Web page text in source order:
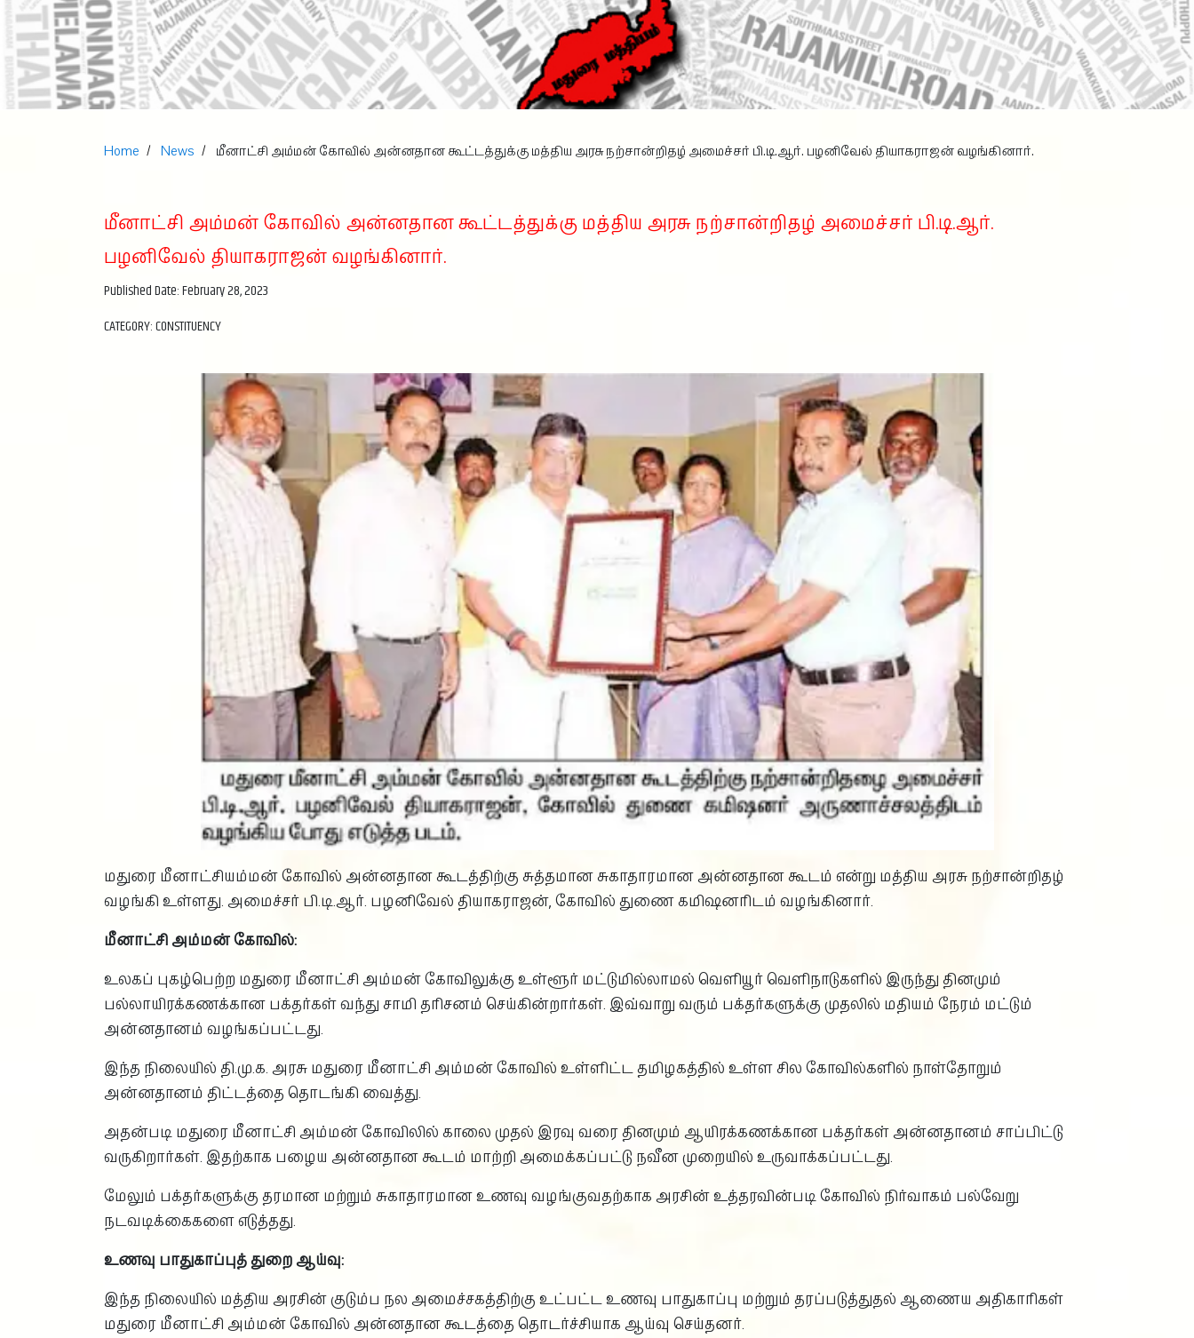
Home News மீனாட்சி அம்மன் கோவில் அன்னதான கூட்டத்துக்கு மத்திய அரசு நற்சான்றிதழ் அமைச்சர் பி.டி.ஆர். பழனிவேல் தியாகராஜன் வழங்கினார்.
மீனாட்சி அம்மன் கோவில் அன்னதான கூட்டத்துக்கு மத்திய அரசு நற்சான்றிதழ் அமைச்சர் பி.டி.ஆர்.
பழனிவேல் தியாகராஜன் வழங்கினார்.
Published Date: February 28, 2023
CATEGORY: CONSTITUENCY
மதுரை மீனாட்சியம்மன் கோவில் அன்னதான கூடத்திற்கு சுத்தமான சுகாதாரமான அன்னதான கூடம் என்று மத்திய அரசு நற்சான்றிதழ்
வழங்கி உள்ளது. அமைச்சர் பி.டி.ஆர். பழனிவேல் தியாகராஜன், கோவில் துணை கமிஷனரிடம் வழங்கினார்.
மீனாட்சி அம்மன் கோவில்:
உலகப் புகழ்பெற்ற மதுரை மீனாட்சி அம்மன் கோவிலுக்கு உள்ளூர் மட்டுமில்லாமல் வெளியூர் வெளிநாடுகளில் இருந்து தினமும்
பல்லாயிரக்கணக்கான பக்தர்கள் வந்து சாமி தரிசனம் செய்கின்றார்கள். இவ்வாறு வரும் பக்தர்களுக்கு முதலில் மதியம் நேரம் மட்டும்
அன்னதானம் வழங்கப்பட்டது.
இந்த நிலையில் தி.மு.க. அரசு மதுரை மீனாட்சி அம்மன் கோவில் உள்ளிட்ட தமிழகத்தில் உள்ள சில கோவில்களில் நாள்தோறும்
அன்னதானம் திட்டத்தை தொடங்கி வைத்து.
அதன்படி மதுரை மீனாட்சி அம்மன் கோவிலில் காலை முதல் இரவு வரை தினமும் ஆயிரக்கணக்கான பக்தர்கள் அன்னதானம் சாப்பிட்டு
வருகிறார்கள். இதற்காக பழைய அன்னதான கூடம் மாற்றி அமைக்கப்பட்டு நவீன முறையில் உருவாக்கப்பட்டது.
மேலும் பக்தர்களுக்கு தரமான மற்றும் சுகாதாரமான உணவு வழங்குவதற்காக அரசின் உத்தரவின்படி கோவில் நிர்வாகம் பல்வேறு
நடவடிக்கைகளை எடுத்தது.
உணவு பாதுகாப்புத் துறை ஆய்வு:
இந்த நிலையில் மத்திய அரசின் குடும்ப நல அமைச்சகத்திற்கு உட்பட்ட உணவு பாதுகாப்பு மற்றும் தரப்படுத்துதல் ஆணைய அதிகாரிகள்
மதுரை மீனாட்சி அம்மன் கோவில் அன்னதான கூடத்தை தொடர்ச்சியாக ஆய்வு செய்தனர்.